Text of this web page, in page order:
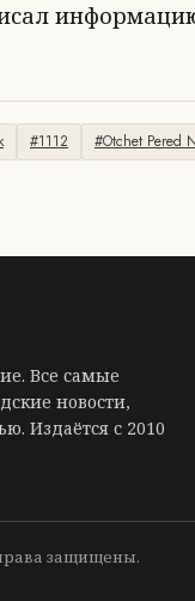
#1112 #Otchet Pered
Все самые
новости,
Издаётся с 2010
защищены.